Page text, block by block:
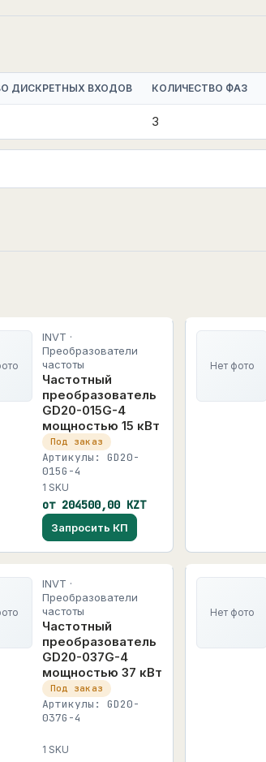
ДИСКРЕТНЫХ ВХОДОВ КОЛИЧЕСТВО ФАЗ
3
INVT ·
Преобразователи
частоты
Частотный
преобразователь
GD20-015G-4
мощностью 15 кВт
Под заказ
Артикулы: GD20-
015G-4
1 SKU
от 204500,00 KZT
Запросить КП
Нет фото
INVT ·
Преобразователи
частоты
Частотный
преобразователь
GD20-037G-4
мощностью 37 кВт
Под заказ
Артикулы: GD20-
037G-4
1 SKU
Нет фото